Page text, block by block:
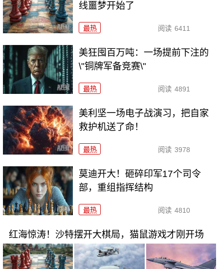
线噩梦开始了
最热 阅读 6411
美狂囤百万吨：一场提前下注的
\"铜牌军备竞赛\"
最热 阅读 4891
美利坚一场电子战演习，把自家
救护机送了命！
最热 阅读 3978
莫迪开大！砸碎印军17个司令
部，重组指挥结构
最热 阅读 4810
红海惊涛！沙特摆开大棋局，猫鼠游戏才刚开场